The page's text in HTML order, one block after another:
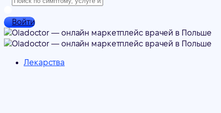
Войти
Лекарства